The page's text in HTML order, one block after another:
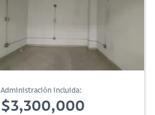
Administración incluida:
$3,300,000